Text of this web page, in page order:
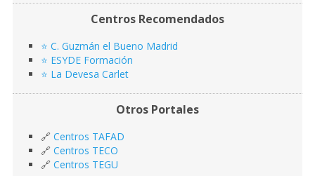
Centros Recomendados
⭐️ C. Guzmán el Bueno Madrid
⭐️ ESYDE Formación
⭐️ La Devesa Carlet
Otros Portales
🔗 Centros TAFAD
🔗 Centros TECO
🔗 Centros TEGU